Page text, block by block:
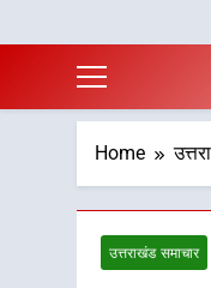
Home
उत्तराखंड समाचार